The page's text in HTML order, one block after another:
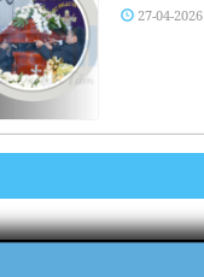
27-04-2026